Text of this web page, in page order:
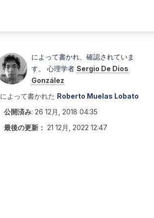
によって書かれ、確認されていま
す。 心理学者 Sergio De Dios
González
によって書かれた Roberto Muelas Lobato
公開済み: 26 12月, 2018 04:35
最後の更新： 21 12月, 2022 12:47